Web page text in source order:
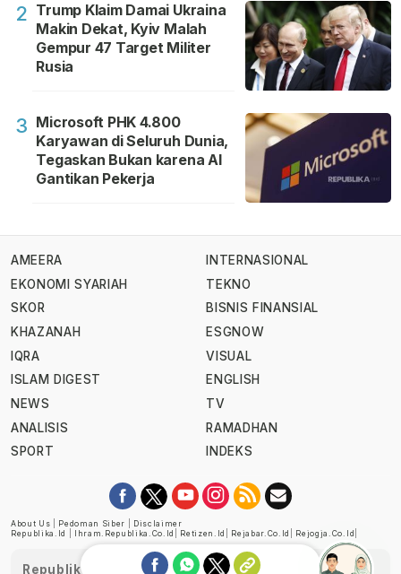
2 Trump Klaim Damai Ukraina
Makin Dekat, Kyiv Malah
Gempur 47 Target Militer
Rusia
3 Microsoft PHK 4.800
Karyawan di Seluruh Dunia,
Tegaskan Bukan karena AI
Gantikan Pekerja
AMEERA
EKONOMI SYARIAH
SKOR
KHAZANAH
IQRA
ISLAM DIGEST
NEWS
ANALISIS
SPORT
INTERNASIONAL
TEKNO
BISNIS FINANSIAL
ESGNOW
VISUAL
ENGLISH
TV
RAMADHAN
INDEKS
About Us Pedoman Siber
Disclaimer
Republika.id
Ihram.republika.co.id Retizen.id Rejabar.co.id Rejogja.co.id
Republika telah diverifikasi oleh Dewan Pers